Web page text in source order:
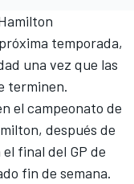
temporada,
una vez que las
terminen.
el campeonato de
después de
final del GP de
fin de semana.